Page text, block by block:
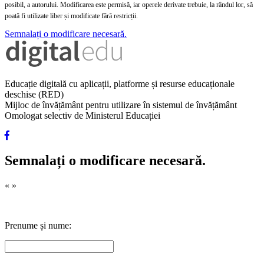
posibil, a autorului. Modificarea este permisă, iar operele derivate trebuie, la rândul lor, să
poată fi utilizate liber și modificate fără restricții.
Semnalați o modificare necesară.
Educație digitală cu aplicații, platforme și resurse educaționale
deschise (RED)
Mijloc de învățământ pentru utilizare în sistemul de învățământ
Omologat selectiv de Ministerul Educației
Semnalați o modificare necesară.
« »
Prenume și nume: